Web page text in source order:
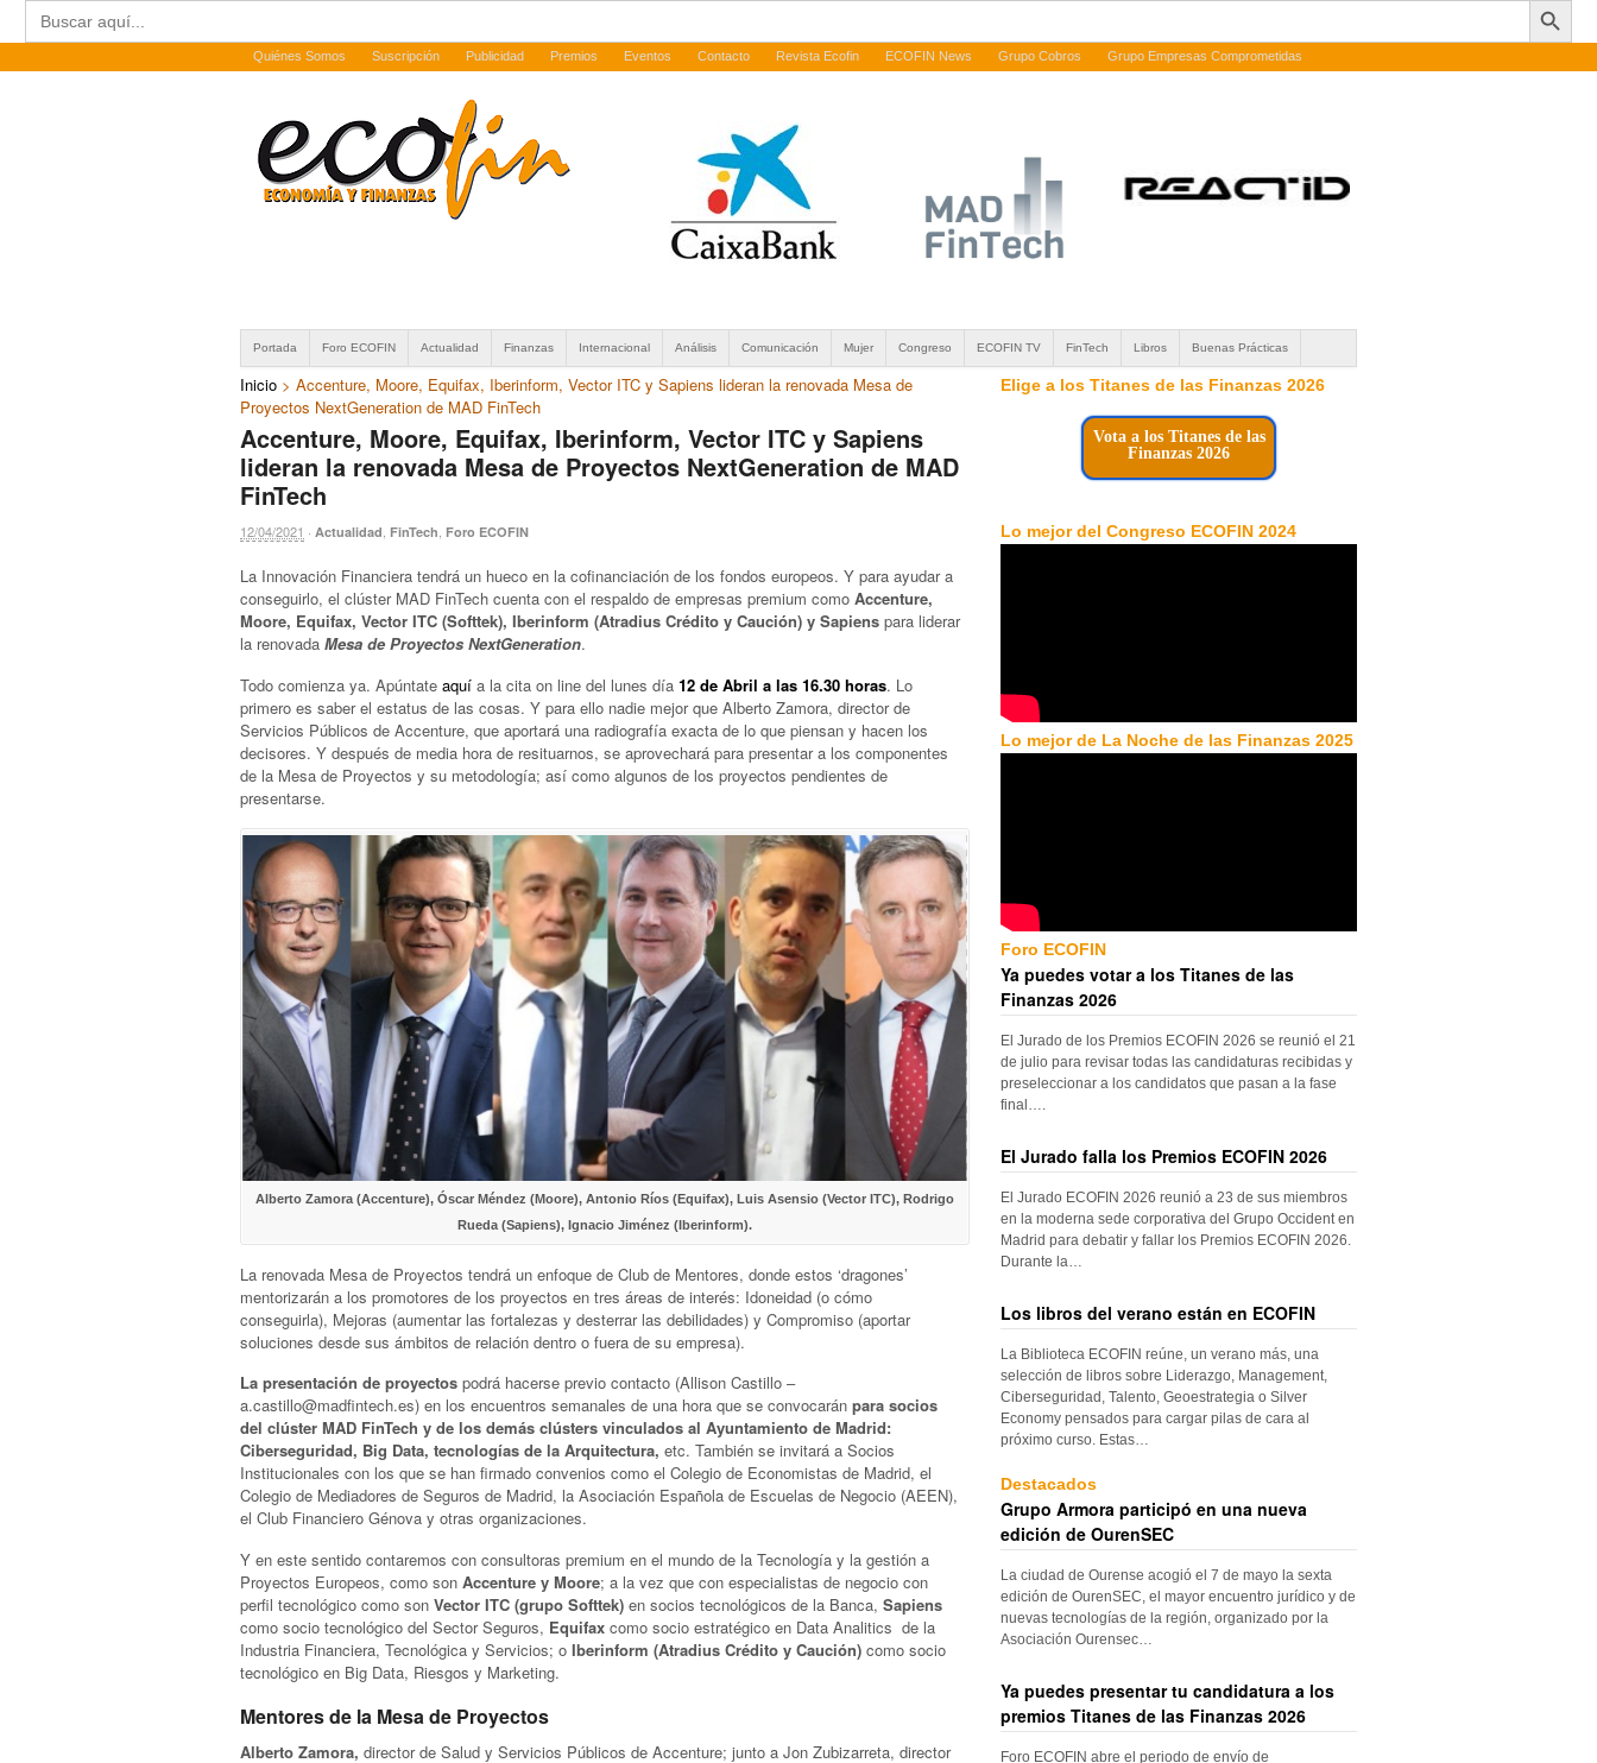
Buscar:
Quiénes Somos Suscripción Publicidad Premios Eventos Contacto Revista Ecofin ECOFIN News Grupo Cobros Grupo Empresas Comprometidas
Portada Foro ECOFIN Actualidad Finanzas Internacional Análisis Comunicación Mujer Congreso ECOFIN TV FinTech Libros Buenas Prácticas
Inicio > Accenture, Moore, Equifax, Iberinform, Vector ITC y Sapiens lideran la renovada Mesa de
Proyectos NextGeneration de MAD FinTech
Accenture, Moore, Equifax, Iberinform, Vector ITC y Sapiens
lideran la renovada Mesa de Proyectos NextGeneration de MAD
FinTech
12/04/2021 · Actualidad FinTech Foro ECOFIN
La Innovación Financiera tendrá un hueco en la cofinanciación de los fondos europeos. Y para ayudar a
conseguirlo, el clúster MAD FinTech cuenta con el respaldo de empresas premium como Accenture,
Moore, Equifax, Vector ITC (Softtek), Iberinform (Atradius Crédito y Caución) y Sapiens para liderar
la renovada Mesa de Proyectos NextGeneration.
Todo comienza ya. Apúntate aquí a la cita on line del lunes día 12 de Abril a las 16.30 horas. Lo
primero es saber el estatus de las cosas. Y para ello nadie mejor que Alberto Zamora, director de
Servicios Públicos de Accenture, que aportará una radiografía exacta de lo que piensan y hacen los
decisores. Y después de media hora de resituarnos, se aprovechará para presentar a los componentes
de la Mesa de Proyectos y su metodología; así como algunos de los proyectos pendientes de
presentarse.
Alberto Zamora (Accenture), Óscar Méndez (Moore), Antonio Ríos (Equifax), Luis Asensio (Vector ITC), Rodrigo
Rueda (Sapiens), Ignacio Jiménez (Iberinform).
La renovada Mesa de Proyectos tendrá un enfoque de Club de Mentores, donde estos ‘dragones’
mentorizarán a los promotores de los proyectos en tres áreas de interés: Idoneidad (o cómo
conseguirla), Mejoras (aumentar las fortalezas y desterrar las debilidades) y Compromiso (aportar
soluciones desde sus ámbitos de relación dentro o fuera de su empresa).
La presentación de proyectos podrá hacerse previo contacto (Allison Castillo –
a.castillo@madfintech.es) en los encuentros semanales de una hora que se convocarán para socios
del clúster MAD FinTech y de los demás clústers vinculados al Ayuntamiento de Madrid:
Ciberseguridad, Big Data, tecnologías de la Arquitectura, etc. También se invitará a Socios
Institucionales con los que se han firmado convenios como el Colegio de Economistas de Madrid, el
Colegio de Mediadores de Seguros de Madrid, la Asociación Española de Escuelas de Negocio (AEEN),
el Club Financiero Génova y otras organizaciones.
Y en este sentido contaremos con consultoras premium en el mundo de la Tecnología y la gestión a
Proyectos Europeos, como son Accenture y Moore; a la vez que con especialistas de negocio con
perfil tecnológico como son Vector ITC (grupo Softtek) en socios tecnológicos de la Banca, Sapiens
como socio tecnológico del Sector Seguros, Equifax como socio estratégico en Data Analitics de la
Industria Financiera, Tecnológica y Servicios; o Iberinform (Atradius Crédito y Caución) como socio
tecnológico en Big Data, Riesgos y Marketing.
Mentores de la Mesa de Proyectos
Alberto Zamora, director de Salud y Servicios Públicos de Accenture; junto a Jon Zubizarreta, director
Elige a los Titanes de las Finanzas 2026
Vota a los Titanes de las
Finanzas 2026
Lo mejor del Congreso ECOFIN 2024
Lo mejor de La Noche de las Finanzas 2025
Foro ECOFIN
Ya puedes votar a los Titanes de las
Finanzas 2026
El Jurado de los Premios ECOFIN 2026 se reunió el 21
de julio para revisar todas las candidaturas recibidas y
preseleccionar a los candidatos que pasan a la fase
final….
El Jurado falla los Premios ECOFIN 2026
El Jurado ECOFIN 2026 reunió a 23 de sus miembros
en la moderna sede corporativa del Grupo Occident en
Madrid para debatir y fallar los Premios ECOFIN 2026.
Durante la…
Los libros del verano están en ECOFIN
La Biblioteca ECOFIN reúne, un verano más, una
selección de libros sobre Liderazgo, Management,
Ciberseguridad, Talento, Geoestrategia o Silver
Economy pensados para cargar pilas de cara al
próximo curso. Estas…
Destacados
Grupo Armora participó en una nueva
edición de OurenSEC
La ciudad de Ourense acogió el 7 de mayo la sexta
edición de OurenSEC, el mayor encuentro jurídico y de
nuevas tecnologías de la región, organizado por la
Asociación Ourensec…
Ya puedes presentar tu candidatura a los
premios Titanes de las Finanzas 2026
Foro ECOFIN abre el periodo de envío de